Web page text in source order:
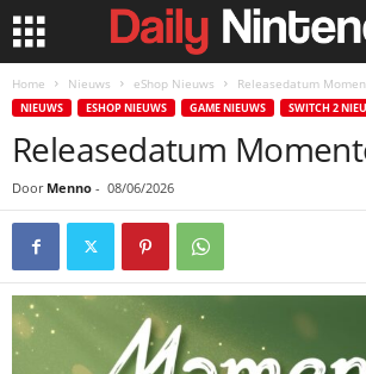
Home Nieuws eShop Nieuws Releasedatum
NIEUWS ESHOP NIEUWS GAME NIEUWS SWITCH 2
Releasedatum
Door Menno - 08/06/2026